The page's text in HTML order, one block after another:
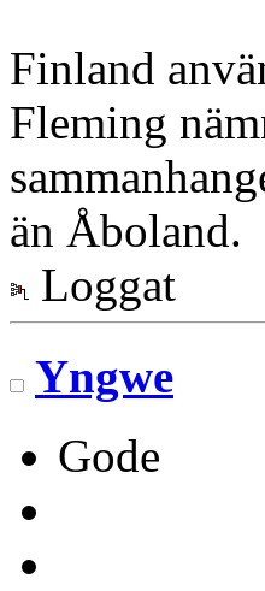
Finland
Fleming
än Åboland.
Loggat
Yngwe
Gode